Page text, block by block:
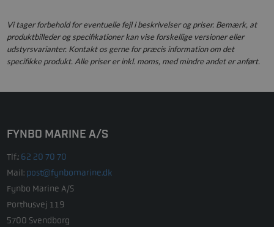
Vi tager forbehold for eventuelle fejl i beskrivelser og priser. Bemærk, at
produktbilleder og specifikationer kan vise forskellige versioner eller
udstyrsvarianter. Kontakt os gerne for præcis information om det
specifikke produkt. Alle priser er inkl. moms, med mindre andet er anført.
FYNBO MARINE A/S
Tlf.: 62 20 70 70
Mail: post@fynbomarine.dk
Fynbo Marine A/S
Porthusvej 119
5700 Svendborg